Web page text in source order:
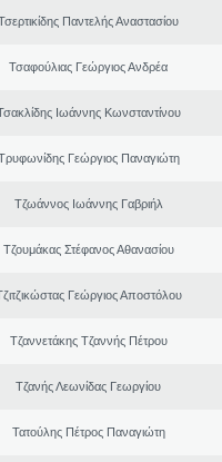
Παντελής Αναστασίου
Τσαφούλιας Γεώργιος Ανδρέα
Ιωάννης Κωνσταντίνου
Γεώργιος Παναγιώτη
Τζωάννος Ιωάννης Γαβριήλ
Τζουμάκας Στέφανος Αθανασίου
Γεώργιος Αποστόλου
Τζαννετάκης Τζαννής Πέτρου
Τζανής Λεωνίδας Γεωργίου
Τατούλης Πέτρος Παναγιώτη